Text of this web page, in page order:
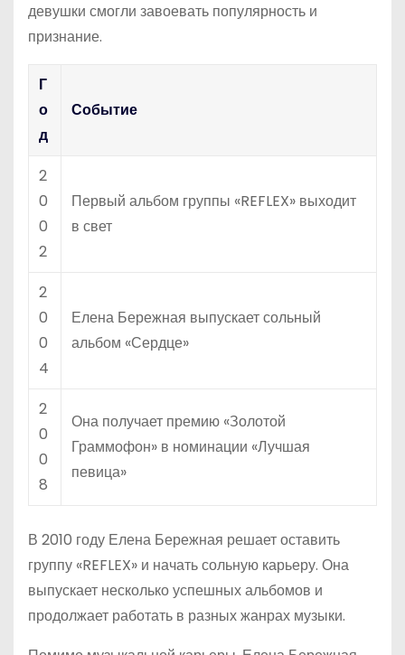
девушки смогли завоевать популярность и
признание.
Г
о
д
Событие
2
0
0
2
Первый альбом группы «REFLEX» выходит
в свет
2
0
0
4
Елена Бережная выпускает сольный
альбом «Сердце»
2
0
0
8
Она получает премию «Золотой
Граммофон» в номинации «Лучшая
певица»
В 2010 году Елена Бережная решает оставить
группу «REFLEX» и начать сольную карьеру. Она
выпускает несколько успешных альбомов и
продолжает работать в разных жанрах музыки.